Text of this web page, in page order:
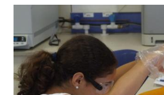
הינה תחום המשלב כלים
לצורך פתרון שאלות
ביולוגיות.